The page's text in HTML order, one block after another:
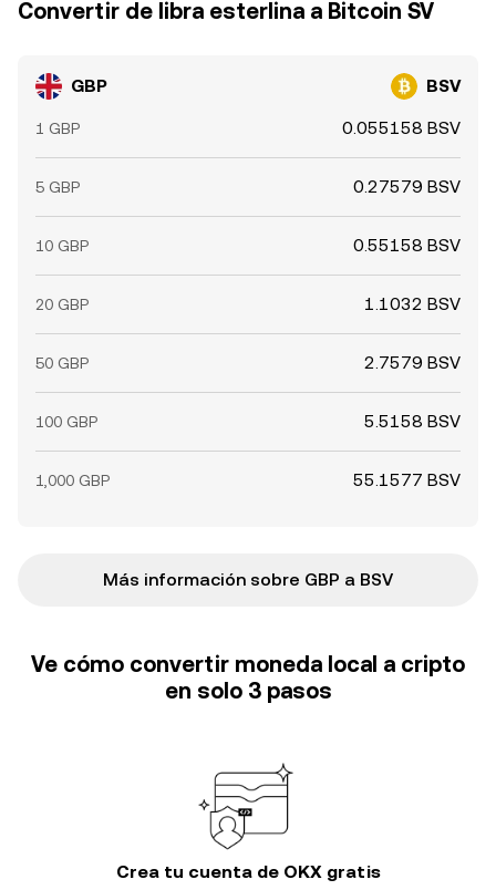
Convertir de libra esterlina a Bitcoin SV
GBP BSV
1 GBP 0.055158 BSV
5 GBP 0.27579 BSV
10 GBP 0.55158 BSV
20 GBP 1.1032 BSV
50 GBP 2.7579 BSV
100 GBP 5.5158 BSV
1,000 GBP 55.1577 BSV
Más información sobre GBP a BSV
Ve cómo convertir moneda local a cripto
en solo 3 pasos
Crea tu cuenta de OKX gratis